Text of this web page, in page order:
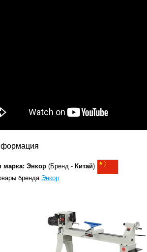
марка: Энкор (Бренд - Китай)
бренда Энкор